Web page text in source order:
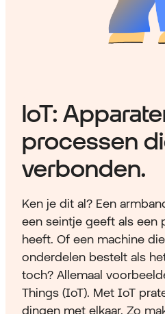
IoT:
processen
verbonden.
Ken je dit al? Een
een seintje geeft als een
heeft. Of een machine
onderdelen bestelt als
toch? Allemaal
Things (IoT). Met IoT
dingen met elkaar. Zo